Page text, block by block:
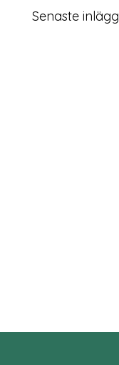
Senaste inlägg